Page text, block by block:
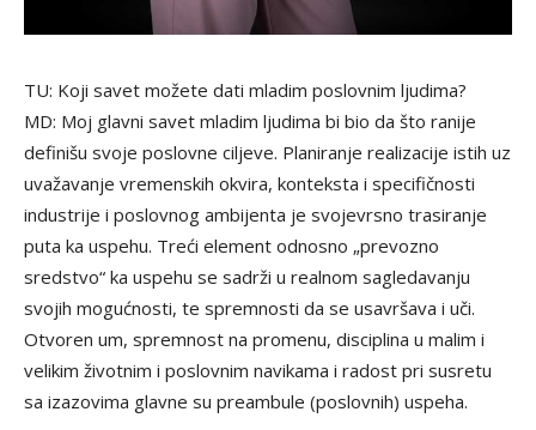
TU: Koji savet možete dati mladim poslovnim ljudima?
MD: Moj glavni savet mladim ljudima bi bio da što ranije
definišu svoje poslovne ciljeve. Planiranje realizacije istih uz
uvažavanje vremenskih okvira, konteksta i specifičnosti
industrije i poslovnog ambijenta je svojevrsno trasiranje
puta ka uspehu. Treći element odnosno „prevozno
sredstvo“ ka uspehu se sadrži u realnom sagledavanju
svojih mogućnosti, te spremnosti da se usavršava i uči.
Otvoren um, spremnost na promenu, disciplina u malim i
velikim životnim i poslovnim navikama i radost pri susretu
sa izazovima glavne su preambule (poslovnih) uspeha.